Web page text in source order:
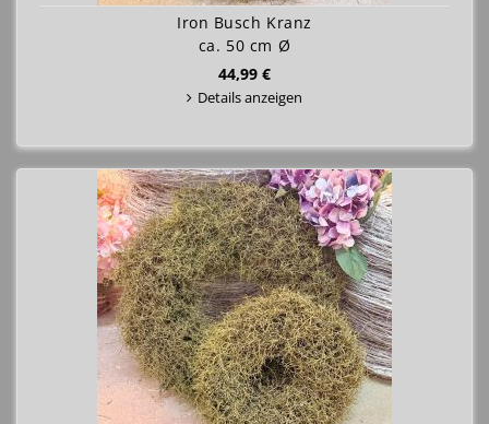
Iron Busch Kranz
ca. 50 cm Ø
44,99 €
Details anzeigen